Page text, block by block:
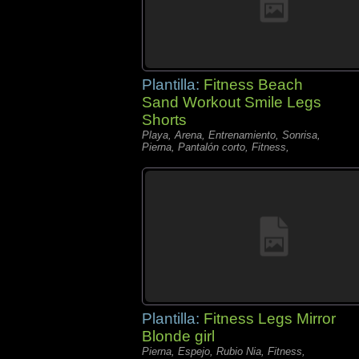
Plantilla: Fitness Beach
Sand Workout Smile Legs
Shorts
Playa, Arena, Entrenamiento, Sonrisa,
Pierna, Pantalón corto, Fitness,
Plantilla: Fitness Legs Mirror
Blonde girl
Pierna, Espejo, Rubio Nia, Fitness,